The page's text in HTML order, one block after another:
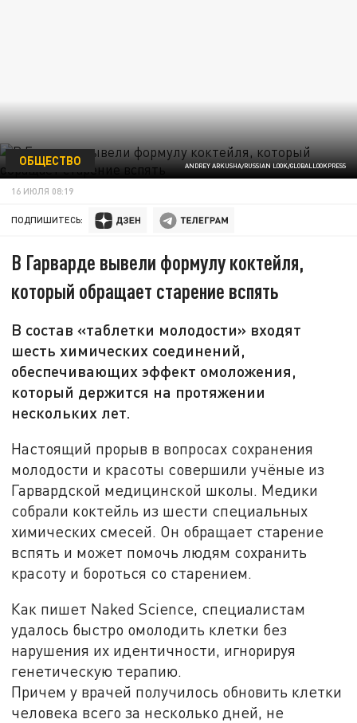
ANDREY ARKUSHA/RUSSIAN LOOK/GLOBALLOOKPRESS
ОБЩЕСТВО
16 ИЮЛЯ 08:19
ПОДПИШИТЕСЬ:
В Гарварде вывели формулу коктейля,
который обращает старение вспять
В состав «таблетки молодости» входят
шесть химических соединений,
обеспечивающих эффект омоложения,
который держится на протяжении
нескольких лет.
Настоящий прорыв в вопросах сохранения
молодости и красоты совершили учёные из
Гарвардской медицинской школы. Медики
собрали коктейль из шести специальных
химических смесей. Он обращает старение
вспять и может помочь людям сохранить
красоту и бороться со старением.
Как пишет Naked Science, специалистам
удалось быстро омолодить клетки без
нарушения их идентичности, игнорируя
генетическую терапию.
Причем у врачей получилось обновить клетки
человека всего за несколько дней, не